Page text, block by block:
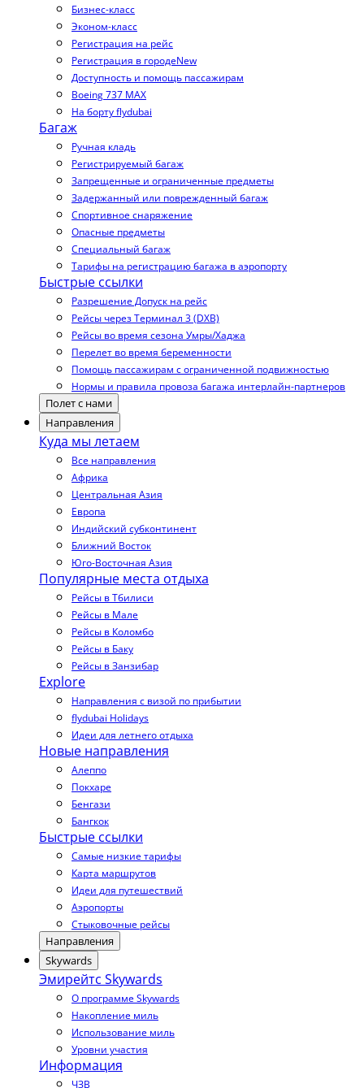
Бизнес-класс
Эконом-класс
Регистрация на рейс
Регистрация в городеNew
Доступность и помощь пассажирам
Boeing 737 MAX
На борту flydubai
Багаж
Ручная кладь
Регистрируемый багаж
Запрещенные и ограниченные предметы
Задержанный или поврежденный багаж
Спортивное снаряжение
Опасные предметы
Специальный багаж
Тарифы на регистрацию багажа в аэропорту
Быстрые ссылки
Разрешение Допуск на рейс
Рейсы через Терминал 3 (DXB)
Рейсы во время сезона Умры/Хаджа
Перелет во время беременности
Помощь пассажирам с ограниченной подвижностью
Нормы и правила провоза багажа интерлайн-партнеров
Полет с нами
Направления
Куда мы летаем
Все направления
Африка
Центральная Азия
Европа
Индийский субконтинент
Ближний Восток
Юго-Восточная Азия
Популярные места отдыха
Рейсы в Тбилиси
Рейсы в Мале
Рейсы в Коломбо
Рейсы в Баку
Рейсы в Занзибар
Explore
Направления с визой по прибытии
flydubai Holidays
Идеи для летнего отдыха
Новые направления
Алеппо
Покхаре
Бенгази
Бангкок
Быстрые ссылки
Самые низкие тарифы
Карта маршрутов
Идеи для путешествий
Аэропорты
Стыковочные рейсы
Направления
Skywards
Эмирейтс Skywards
О программе Skywards
Накопление миль
Использование миль
Уровни участия
Информация
ЧЗВ